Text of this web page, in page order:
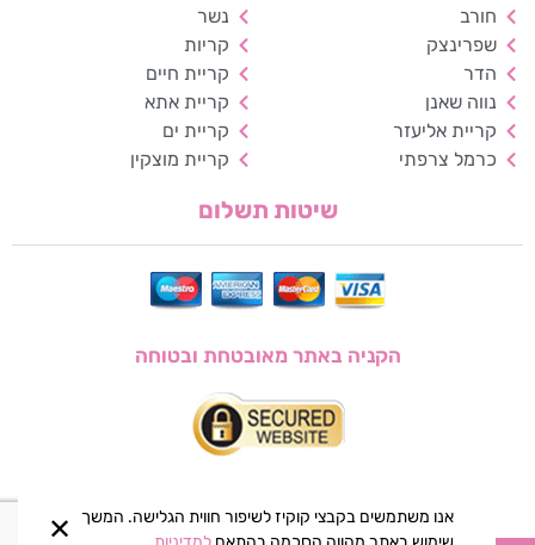
חורב
שפרינצק
הדר
נווה שאנן
קריית אליעזר
כרמל צרפתי
נשר
קריות
קריית חיים
קריית אתא
קריית ים
קריית מוצקין
שיטות תשלום
הקניה באתר מאובטחת ובטוחה
אנו משתמשים בקבצי קוקיז לשיפור חווית הגלישה. המשך
✕
ניגודיות הפוכה
הדגשת קישורים
פונט קריא
ריווח טקסט
סרגל קריאה
הסתרת תמונות